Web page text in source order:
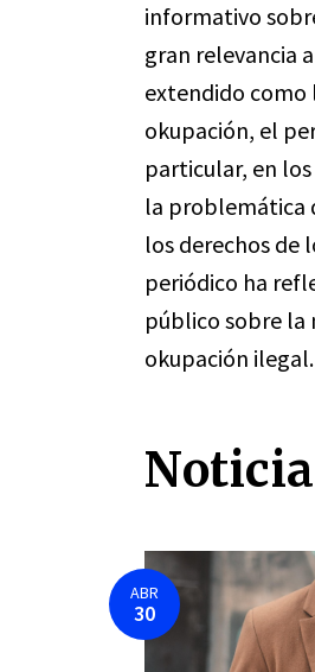
informativo
gran relevancia
extendido como
okupación, el
particular, en
la problemática
los derechos de
periódico ha
público sobre la
okupación ilegal.
ABR
30